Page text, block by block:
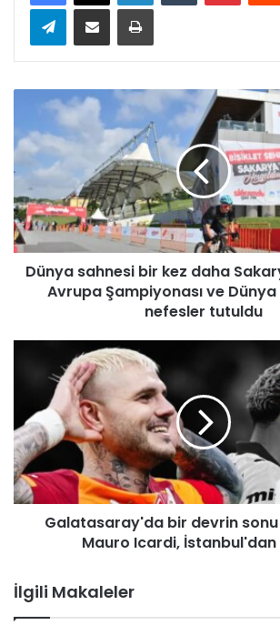
Telegram
n
a
s
a
h
n
d
a
h
a
r
y
Dünya sahnesi bir kez daha
Avrupa Şampiyonası ve Dünya
nefesler tutuldu
t
a
s
a
r
a
b
Galatasaray'da bir devrin sonu
Mauro Icardi, İstanbul'dan
İlgili Makaleler